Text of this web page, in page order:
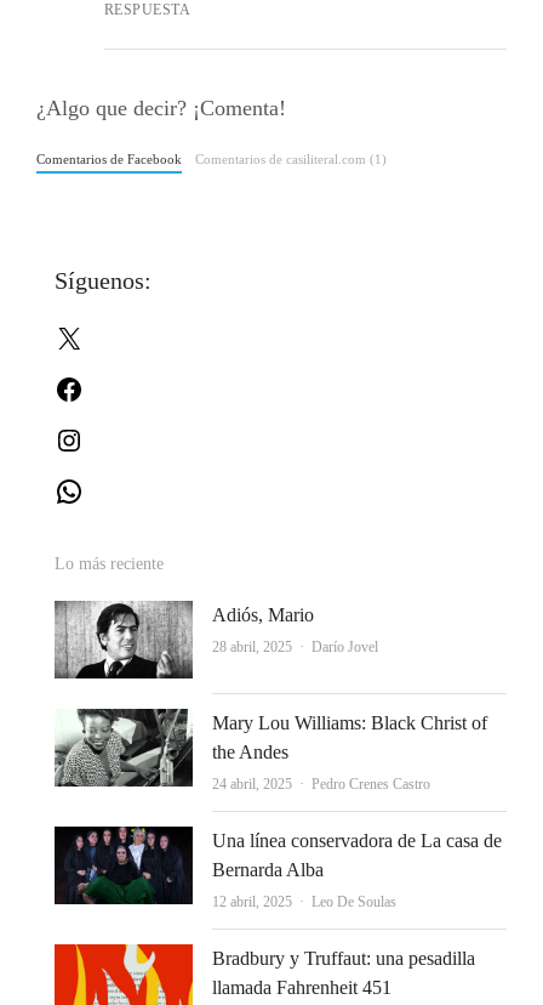
RESPUESTA
¿Algo que decir? ¡Comenta!
Comentarios de Facebook Comentarios de casiliteral.com (1)
Síguenos:
Lo más reciente
Adiós, Mario
28 abril, 2025 Autor
Darío Jovel
Mary Lou Williams: Black Christ of
the Andes
24 abril, 2025 Autor
Pedro Crenes Castro
Una línea conservadora de La casa de
Bernarda Alba
12 abril, 2025 Autor
Leo De Soulas
Bradbury y Truffaut: una pesadilla
llamada Fahrenheit 451